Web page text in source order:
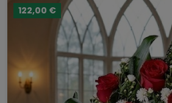
122,00 €